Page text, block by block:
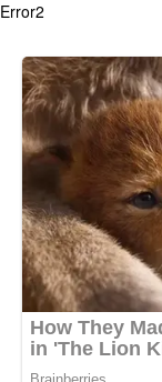
Error2